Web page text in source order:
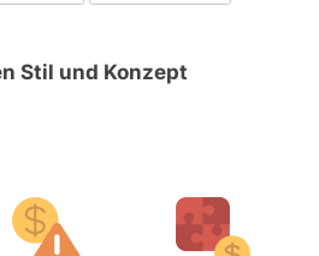
Stil und Konzept